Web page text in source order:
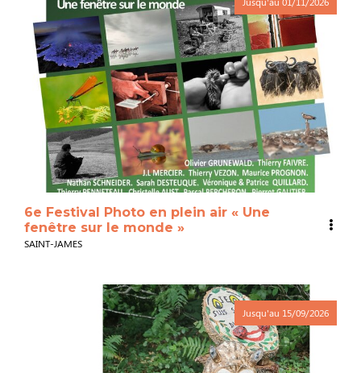
6e Festival Photo en plein air « Une
fenêtre sur le monde »
SAINT-JAMES
Jusqu'au 15/09/2026